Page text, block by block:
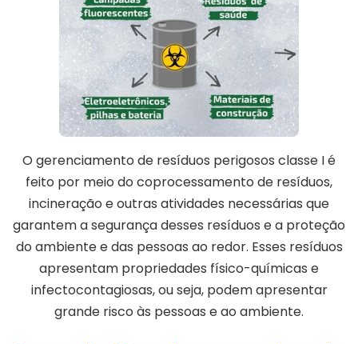
O gerenciamento de resíduos perigosos classe I é
feito por meio do coprocessamento de resíduos,
incineração e outras atividades necessárias que
garantem a segurança desses resíduos e a proteção
do ambiente e das pessoas ao redor. Esses resíduos
apresentam propriedades físico-químicas e
infectocontagiosas, ou seja, podem apresentar
grande risco às pessoas e ao ambiente.